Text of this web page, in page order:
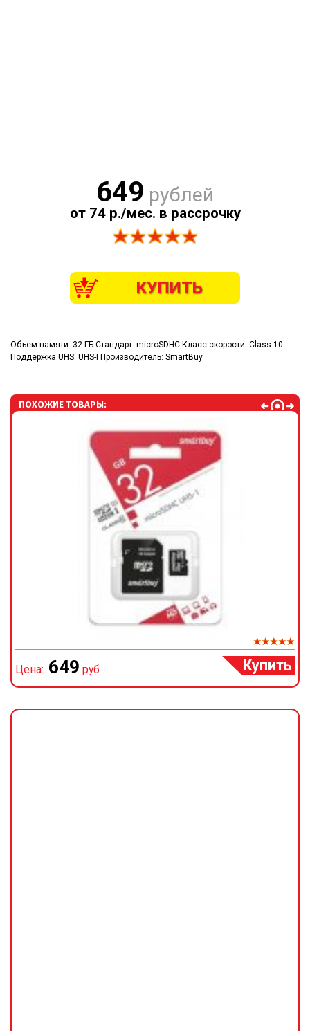
649 рублей
от 74 р./мес. в рассрочку
КУПИТЬ
Объем памяти: 32 ГБ Стандарт: microSDHC Класс скорости: Class 10
Поддержка UHS: UHS-I Производитель: SmartBuy
ПОХОЖИЕ ТОВАРЫ:
Цена: 649 руб Купить